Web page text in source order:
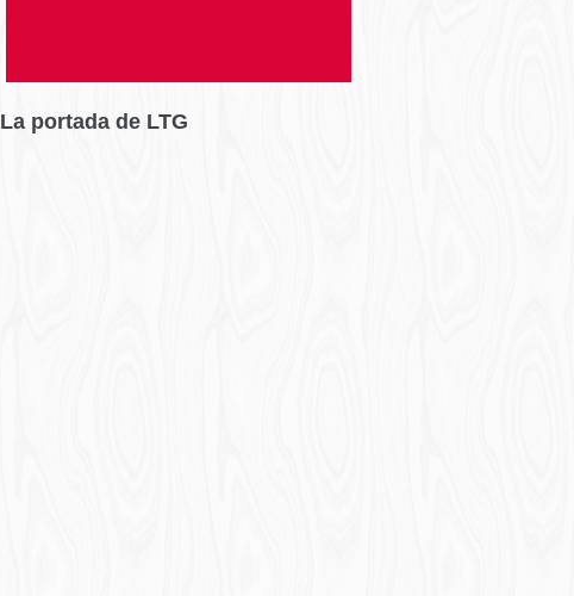
La portada de LTG